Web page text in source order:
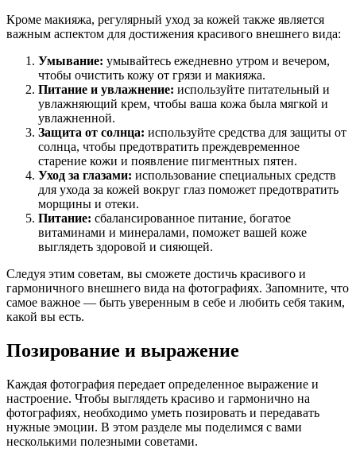
Кроме макияжа, регулярный уход за кожей также является
важным аспектом для достижения красивого внешнего вида:
Умывание: умывайтесь ежедневно утром и вечером,
чтобы очистить кожу от грязи и макияжа.
Питание и увлажнение: используйте питательный и
увлажняющий крем, чтобы ваша кожа была мягкой и
увлажненной.
Защита от солнца: используйте средства для защиты от
солнца, чтобы предотвратить преждевременное
старение кожи и появление пигментных пятен.
Уход за глазами: использование специальных средств
для ухода за кожей вокруг глаз поможет предотвратить
морщины и отеки.
Питание: сбалансированное питание, богатое
витаминами и минералами, поможет вашей коже
выглядеть здоровой и сияющей.
Следуя этим советам, вы сможете достичь красивого и
гармоничного внешнего вида на фотографиях. Запомните, что
самое важное — быть уверенным в себе и любить себя таким,
какой вы есть.
Позирование и выражение
Каждая фотография передает определенное выражение и
настроение. Чтобы выглядеть красиво и гармонично на
фотографиях, необходимо уметь позировать и передавать
нужные эмоции. В этом разделе мы поделимся с вами
несколькими полезными советами.